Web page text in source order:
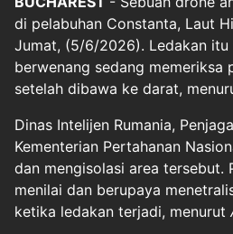
di pelabuhan Constanta, Laut
Jumat, (5/6/2026). Ledakan
berwenang sedang memeriksa
setelah dibawa ke darat,
Dinas Intelijen Rumania,
Kementerian Pertahanan
dan mengisolasi area tersebut.
menilai dan berupaya
ketika ledakan terjadi, menurut